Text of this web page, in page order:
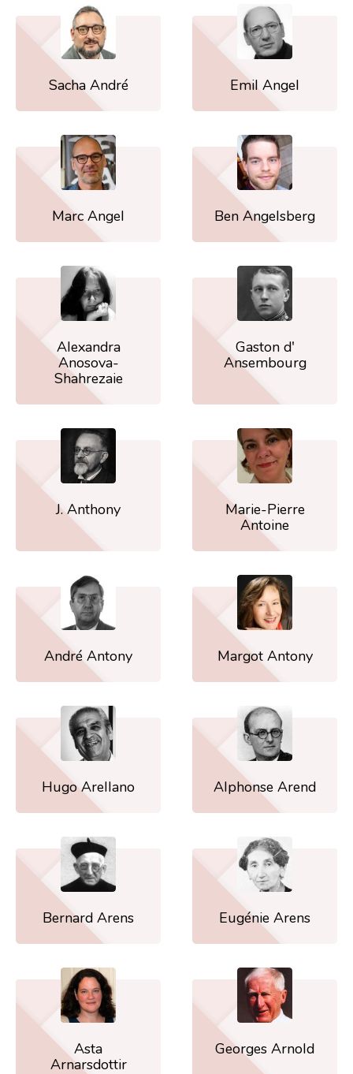
Sacha André Emil Angel
Marc Angel Ben Angelsberg
Alexandra
Anosova-
Shahrezaie
Gaston d'
Ansembourg
J. Anthony
Marie-Pierre
Antoine
André Antony Margot Antony
Hugo Arellano Alphonse Arend
Bernard Arens Eugénie Arens
Asta
Arnarsdottir
Georges Arnold